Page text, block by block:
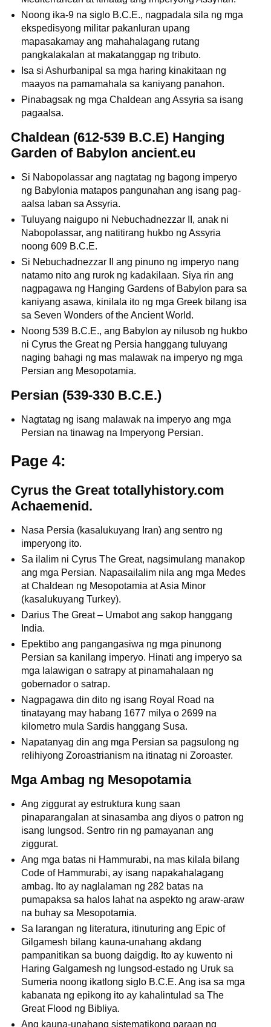
Noong ika-9 na siglo B.C.E., nagpadala sila ng mga
ekspedisyong militar pakanluran upang
mapasakamay ang mahahalagang rutang
pangkalakalan at makatanggap ng tributo.
Isa si Ashurbanipal sa mga haring kinakitaan ng
maayos na pamamahala sa kaniyang panahon.
Pinabagsak ng mga Chaldean ang Assyria sa isang
pagaalsa.
Chaldean (612-539 B.C.E) Hanging
Garden of Babylon ancient.eu
Si Nabopolassar ang nagtatag ng bagong imperyo
ng Babylonia matapos pangunahan ang isang pag-
aalsa laban sa Assyria.
Tuluyang naigupo ni Nebuchadnezzar II, anak ni
Nabopolassar, ang natitirang hukbo ng Assyria
noong 609 B.C.E.
Si Nebuchadnezzar II ang pinuno ng imperyo nang
natamo nito ang rurok ng kadakilaan. Siya rin ang
nagpagawa ng Hanging Gardens of Babylon para sa
kaniyang asawa, kinilala ito ng mga Greek bilang isa
sa Seven Wonders of the Ancient World.
Noong 539 B.C.E., ang Babylon ay nilusob ng hukbo
ni Cyrus the Great ng Persia hanggang tuluyang
naging bahagi ng mas malawak na imperyo ng mga
Persian ang Mesopotamia.
Persian (539-330 B.C.E.)
Nagtatag ng isang malawak na imperyo ang mga
Persian na tinawag na Imperyong Persian.
Page 4:
Cyrus the Great totallyhistory.com
Achaemenid.
Nasa Persia (kasalukuyang Iran) ang sentro ng
imperyong ito.
Sa ilalim ni Cyrus The Great, nagsimulang manakop
ang mga Persian. Napasailalim nila ang mga Medes
at Chaldean ng Mesopotamia at Asia Minor
(kasalukuyang Turkey).
Darius The Great – Umabot ang sakop hanggang
India.
Epektibo ang pangangasiwa ng mga pinunong
Persian sa kanilang imperyo. Hinati ang imperyo sa
mga lalawigan o satrapy at pinamahalaan ng
gobernador o satrap.
Nagpagawa din dito ng isang Royal Road na
tinatayang may habang 1677 milya o 2699 na
kilometro mula Sardis hanggang Susa.
Napatanyag din ang mga Persian sa pagsulong ng
relihiyong Zoroastrianism na itinatag ni Zoroaster.
Mga Ambag ng Mesopotamia
Ang ziggurat ay estruktura kung saan
pinaparangalan at sinasamba ang diyos o patron ng
isang lungsod. Sentro rin ng pamayanan ang
ziggurat.
Ang mga batas ni Hammurabi, na mas kilala bilang
Code of Hammurabi, ay isang napakahalagang
ambag. Ito ay naglalaman ng 282 batas na
pumapaksa sa halos lahat na aspekto ng araw-araw
na buhay sa Mesopotamia.
Sa larangan ng literatura, itinuturing ang Epic of
Gilgamesh bilang kauna-unahang akdang
pampanitikan sa buong daigdig. Ito ay kuwento ni
Haring Galgamesh ng lungsod-estado ng Uruk sa
Sumeria noong ikatlong siglo B.C.E. Ang isa sa mga
kabanata ng epikong ito ay kahalintulad sa The
Great Flood ng Bibliya.
Ang kauna-unahang sistematikong paraan ng